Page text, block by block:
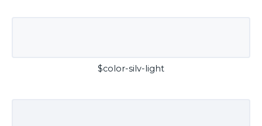
$color-silv-light